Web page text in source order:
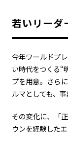
若いリーダ
今年ワールドプ
い時代をつくる“
プを用意。さら
ルマとしても、
その変化に、「
ウンを経験した